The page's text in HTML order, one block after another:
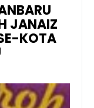
JANAIZ
KOTA